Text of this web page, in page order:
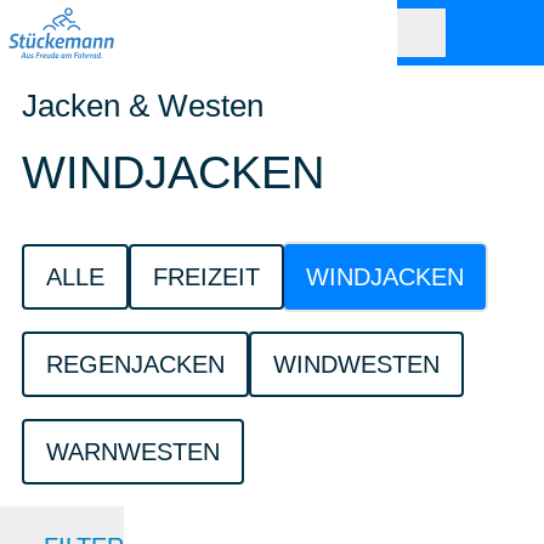
Jacken & Westen
WINDJACKEN
ALLE FREIZEIT WINDJACKEN
REGENJACKEN WINDWESTEN
WARNWESTEN